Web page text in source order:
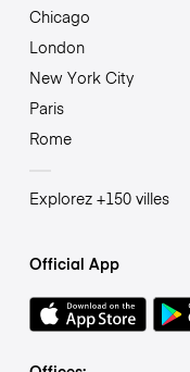
Chicago
London
New York City
Paris
Rome
Explorez +150 villes
Official App